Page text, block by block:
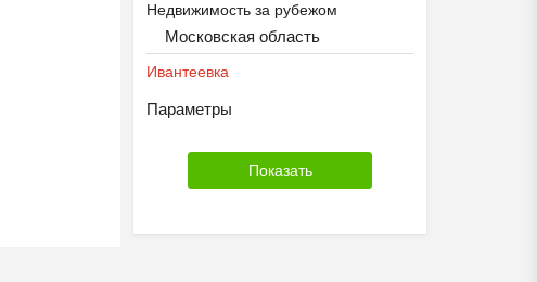
Недвижимость за рубежом
Московская область
Ивантеевка
Параметры